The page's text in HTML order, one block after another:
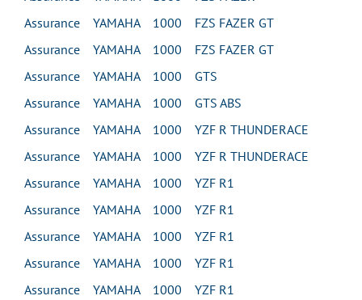
Assurance YAMAHA 1000 FZS FAZER GT
Assurance YAMAHA 1000 FZS FAZER GT
Assurance YAMAHA 1000 GTS
Assurance YAMAHA 1000 GTS ABS
Assurance YAMAHA 1000 YZF R THUNDERACE
Assurance YAMAHA 1000 YZF R THUNDERACE
Assurance YAMAHA 1000 YZF R1
Assurance YAMAHA 1000 YZF R1
Assurance YAMAHA 1000 YZF R1
Assurance YAMAHA 1000 YZF R1
Assurance YAMAHA 1000 YZF R1